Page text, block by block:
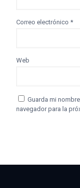
Correo electrónico *
Web
Guarda mi
navegador para la